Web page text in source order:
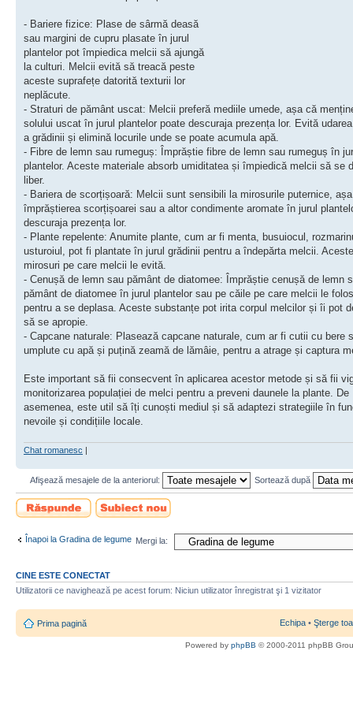
- Bariere fizice: Plase de sârmă deasă
sau margini de cupru plasate în jurul
plantelor pot împiedica melcii să ajungă
la culturi. Melcii evită să treacă peste
aceste suprafețe datorită texturii lor
neplăcute.
- Straturi de pământ uscat: Melcii preferă mediile umede, așa că
solului uscat în jurul plantelor poate descuraja prezența lor. Evită
a grădinii și elimină locurile unde se poate acumula apă.
- Fibre de lemn sau rumeguș: Împrăștie fibre de lemn sau rumeguș în
plantelor. Aceste materiale absorb umiditatea și împiedică melcii să se
liber.
- Bariera de scorțișoară: Melcii sunt sensibili la mirosurile puternice,
împrăștierea scorțișoarei sau a altor condimente aromate în jurul
descuraja prezența lor.
- Plante repelente: Anumite plante, cum ar fi menta, busuiocul,
usturoiul, pot fi plantate în jurul grădinii pentru a îndepărta melcii.
mirosuri pe care melcii le evită.
- Cenușă de lemn sau pământ de diatomee: Împrăștie cenușă de lemn
pământ de diatomee în jurul plantelor sau pe căile pe care melcii le
pentru a se deplasa. Aceste substanțe pot irita corpul melcilor și îi pot
să se apropie.
- Capcane naturale: Plasează capcane naturale, cum ar fi cutii cu bere
umplute cu apă și puțină zeamă de lămâie, pentru a atrage și captura
Este important să fii consecvent în aplicarea acestor metode și să fii
monitorizarea populației de melci pentru a preveni daunele la plante. De
asemenea, este util să îți cunoști mediul și să adaptezi strategiile în
nevoile și condițiile locale.
Chat romanesc
Afişează mesajele de la anteriorul: Sortează după
Scrie un răspuns
Scrie un subiect
nou
Înapoi la Gradina de legume Mergi la:
CINE ESTE CONECTAT
Utilizatorii ce navighează pe acest forum: Niciun utilizator înregistrat şi 1 vizitator
Prima pagină Echipa • Şterge
Powered by phpBB © 2000-2011 phpBB